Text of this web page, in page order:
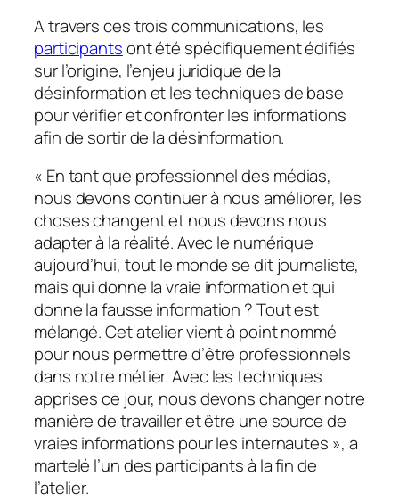
A travers ces trois communications, les
participantsont été spécifiquement édifiés
sur l’origine, l’enjeu juridique de la
désinformation et les techniques de base
pour vérifier et confronter les informations
afin de sortir de la désinformation.
« En tant que professionnel des médias,
nous devons continuer à nous améliorer, les
choses changent et nous devons nous
adapter à la réalité. Avec le numérique
aujourd’hui, tout le monde se dit journaliste,
mais qui donne la vraie information et qui
donne la fausse information ? Tout est
mélangé. Cet atelier vient à point nommé
pour nous permettre d’être professionnels
dans notre métier. Avec les techniques
apprises ce jour, nous devons changer notre
manière de travailler et être une source de
vraies informations pour les internautes », a
martelé l’un des participants à la fin de
l’atelier.